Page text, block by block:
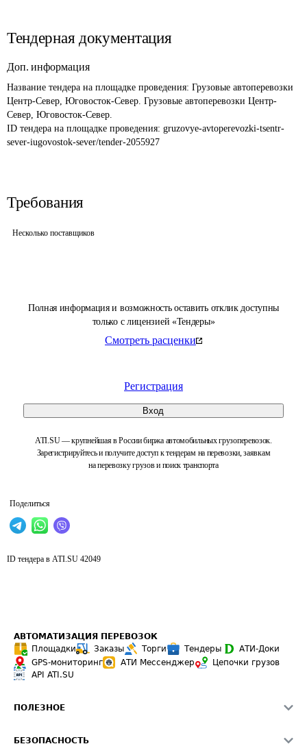
Полная информация и возможность оставить отклик доступны
только с лицензией «Тендеры»
Смотреть расценки
Регистрация
Вход
ATI.SU — крупнейшая в России биржа автомобильных грузоперевозок.
Зарегистрируйтесь и получите доступ к тендерам на перевозки, заявкам
на перевозку грузов и поиск транспорта
Поделиться
Тендерная документация
Доп. информация
Название тендера на площадке проведения: Грузовые автоперевозки
Центр-Север, Юговосток-Север. Грузовые автоперевозки Центр-
Север, Юговосток-Север.
ID тендера на площадке проведения: gruzovye-avtoperevozki-tsentr-
sever-iugovostok-sever/tender-2055927
Требования
Несколько поставщиков
ID тендера в ATI.SU 42049
АВТОМАТИЗАЦИЯ ПЕРЕВОЗОК
Площадки
Заказы Торги Тендеры
АТИ-Доки
GPS-мониторинг
АТИ Мессенджер
Цепочки грузов
API ATI.SU
ПОЛЕЗНОЕ
БЕЗОПАСНОСТЬ